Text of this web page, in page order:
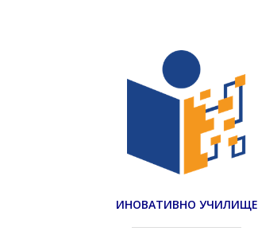
ИНОВАТИВНО УЧИЛИЩЕ